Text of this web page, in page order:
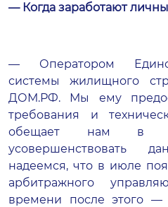
— Когда заработают
— Оператором
системы жилищного
ДОМ.РФ. Мы ему
требования и
обещает нам в
усовершенствовать
надеемся, что в июле
арбитражного
времени после этого —